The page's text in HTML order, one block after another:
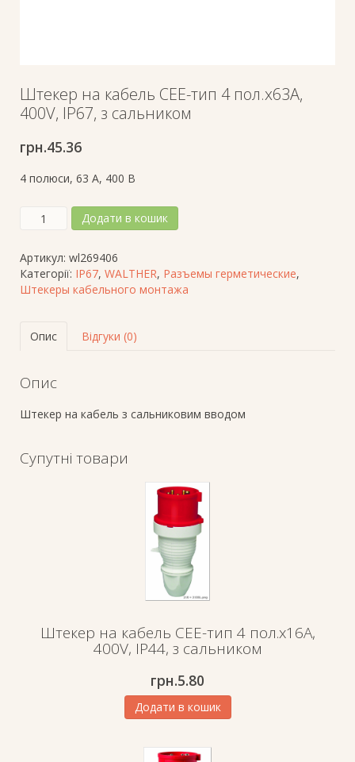
Штекер на кабель СЕЕ-тип 4 пол.х63А,
400V, IP67, з сальником
грн.45.36
4 полюси, 63 A, 400 В
Штекер
СЕЕ-
тип
4
IP67,
кількість
Додати в кошик
Артикул: wl269406
Категорії: IP67, WALTHER, Разъемы герметические,
Штекеры кабельного монтажа
Опис Відгуки (0)
Опис
Штекер на кабель з сальниковим вводом
Супутні товари
Штекер на кабель СЕЕ-тип 4 пол.х16А,
400V, IP44, з сальником
грн.5.80
Додати в кошик